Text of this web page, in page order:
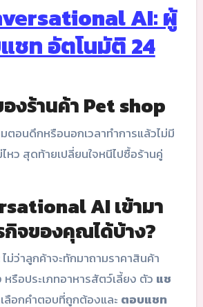
AI: ผู้
ชท อัตโนมัติ 24
งร้านค้า Pet shop
ตอนดึกหรือนอกเวลาทำการแล้วไม่มี
หว สุดท้ายเปลี่ยนใจหนีไปซื้อร้านคู่
AI เข้ามา
กิจของคุณได้บ้าง?
ไม่ว่าลูกค้าจะทักมาถามราคาสินค้า
รือประเภทอาหารสัตว์เลี้ยง ตัว แช
ลือกคำตอบที่ถูกต้องและ ตอบแชท